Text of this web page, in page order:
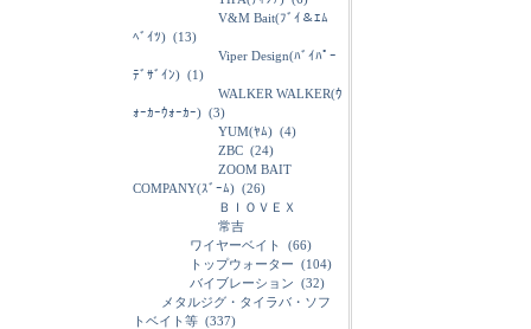
V&M Bait(ﾌﾞｲ＆ｴﾑ
ﾍﾞｲﾂ) (13)
Viper Design(ﾊﾞｲﾊﾟｰ
ﾃﾞｻﾞｲﾝ) (1)
WALKER WALKER(ｳ
ｫｰｶｰｳｫｰｶｰ) (3)
YUM(ﾔﾑ) (4)
ZBC (24)
ZOOM BAIT
COMPANY(ｽﾞｰﾑ) (26)
ＢＩＯＶＥＸ
常吉
ワイヤーベイト
(66)
トップウォーター (104)
バイブレーション (32)
メタルジグ・タイラバ・ソフ
トベイト等 (337)